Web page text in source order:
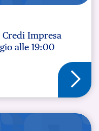
Credi Impresa
alle 19:00